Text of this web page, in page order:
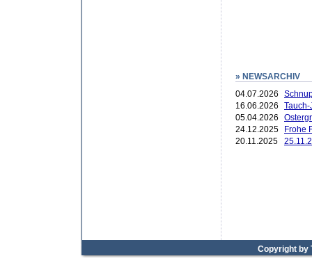
» NEWSARCHIV
04.07.2026
16.06.2026
05.04.2026
24.12.2025
Frohe
20.11.2025
Copyright by